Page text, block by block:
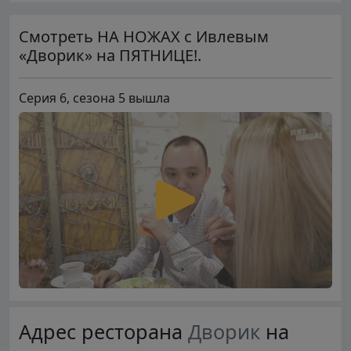
Смотреть НА НОЖАХ с Ивлевым
«Дворик» на ПЯТНИЦЕ!.
Серия 6, сезона 5 вышла
Адрес ресторана Дворик на